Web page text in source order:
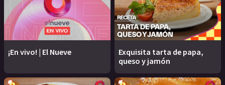
¡En vivo! | El Nueve
Exquisita tarta de papa,
queso y jamón